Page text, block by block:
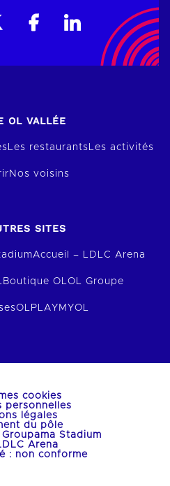
OL VALLÉE
Les restaurantsLes activités
Nos voisins
SITES
Accueil – LDLC Arena
Boutique OLOL Groupe
OLPLAY MYOL
cookies
personnelles
légales
du pôle
Stadium
Arena
: non conforme